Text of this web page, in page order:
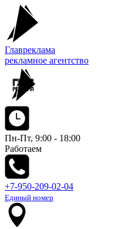
Главреклама
рекламное агентство
Пн-Пт, 9:00 - 18:00
Работаем
+7-950-209-02-04
Единый номер